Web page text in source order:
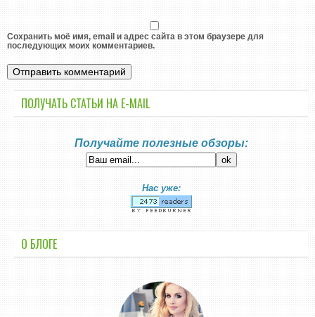
Сохранить моё имя, email и адрес сайта в этом браузере для
последующих моих комментариев.
ПОЛУЧАТЬ СТАТЬИ НА E-MАIL
Получайте полезные обзоры:
Нас уже:
О БЛОГЕ